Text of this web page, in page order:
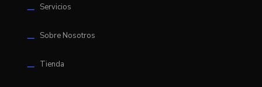
K Servicios
K Sobre Nosotros
K Tienda